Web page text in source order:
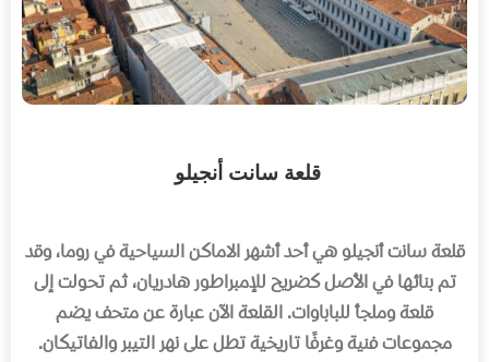
قلعة سانت أنجيلو
قلعة سانت أنجيلو هي أحد أشهر الاماكن السياحية في روما، وقد
تم بنائها في الأصل كضريح للإمبراطور هادريان، ثم تحولت إلى
قلعة وملجأ للباباوات.القلعة الآن عبارة عن متحف يضم
مجموعات فنية وغرفًا تاريخية تطل على نهر التيبر والفاتيكان.